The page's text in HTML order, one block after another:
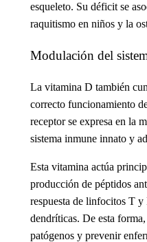
esqueleto. Su déficit se
raquitismo en niños y la
Modulación del
La vitamina D también
correcto funcionamiento
receptor se expresa en la
sistema inmune innato y
Esta vitamina actúa
producción de péptidos
respuesta de linfocitos T
dendríticas. De esta
patógenos y prevenir